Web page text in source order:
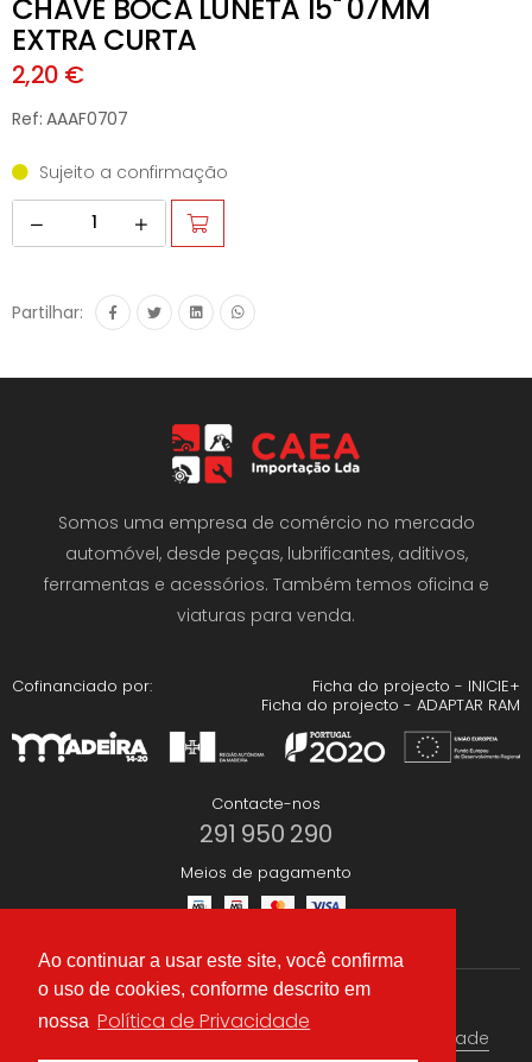
Ao continuar a usar este site, você confirma
o uso de cookies, conforme descrito em
nossa Política de Privacidade
CHAVE BOCA LUNETA 15" 07MM
EXTRA CURTA
2,20 €
Ref: AAAF0707
Sujeito a confirmação
Partilhar:
Somos uma empresa de comércio no mercado
automóvel, desde peças, lubrificantes, aditivos,
ferramentas e acessórios. Também temos oficina e
viaturas para venda.
Cofinanciado por:
Ficha do projecto - INICIE+
Ficha do projecto - ADAPTAR RAM
Contacte-nos
291 950 290
Meios de pagamento
Termos & condições Política de Privacidade
Redes Sociais